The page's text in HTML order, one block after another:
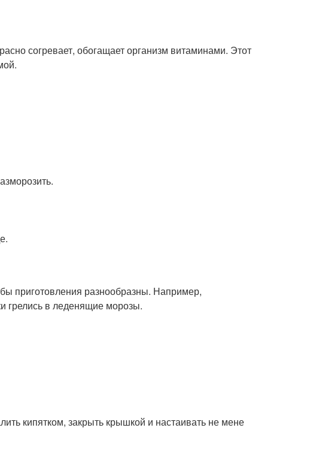
согревает, обогащает организм витаминами. Этот
приготовления разнообразны. Например,
грелись в леденящие морозы.
кипятком, закрыть крышкой и настаивать не мене